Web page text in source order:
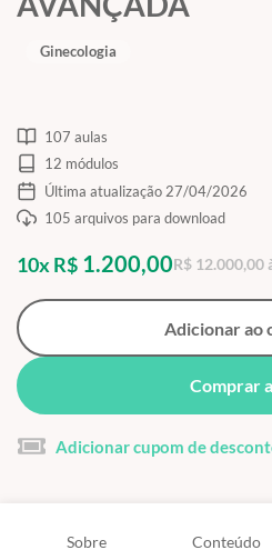
Ginecologia
107 aulas
12 módulos
Última atualização 27/04/2026
105 arquivos para download
10x R$ 1.200,00R$ 12.000,00
Adicionar ao
Comprar
Adicionar cupom de
Sobre Conteúdo